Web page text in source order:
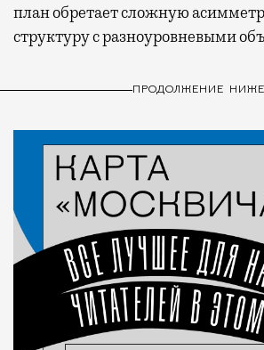
план обретает сложную
структуру с разноуровневыми
ПРОДОЛЖЕНИЕ